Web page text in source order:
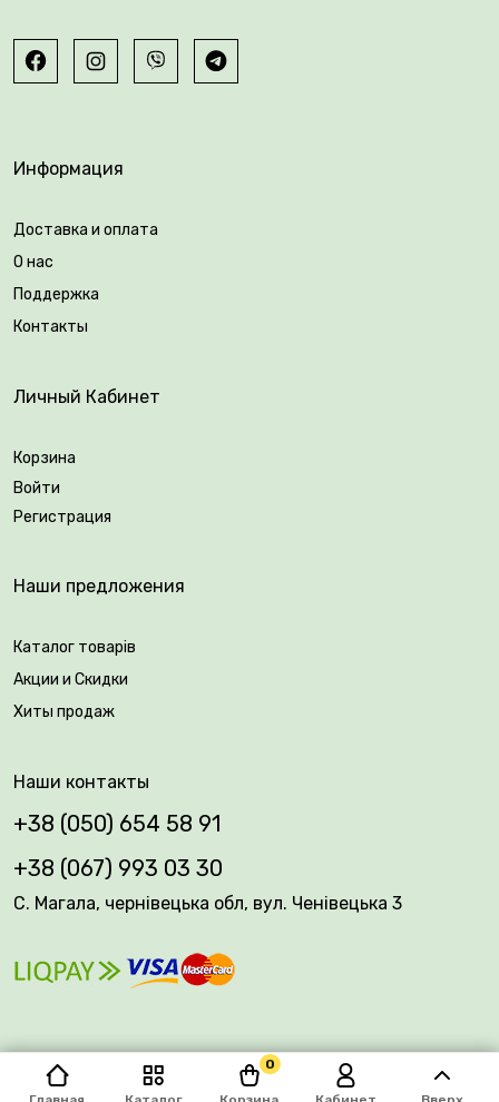
0
Возраст саженца: 2 года.
Упаковка: закрытая корневая система.
Информация
Доставка и оплата
О нас
Поддержка
Контакты
Личный Кабинет
Корзина
Войти
Регистрация
Наши предложения
Каталог товарів
Акции и Скидки
Хиты продаж
Наши контакты
+38 (050) 654 58 91
+38 (067) 993 03 30
С. Магала, чернівецька обл, вул. Ченівецька 3
© 2026 Plantsvovk.com.ua